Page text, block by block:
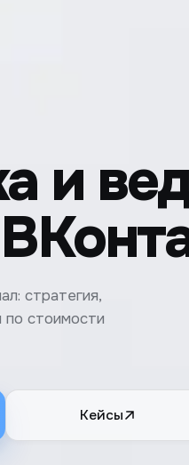
и
стратегия,
по стоимости
Кейсы